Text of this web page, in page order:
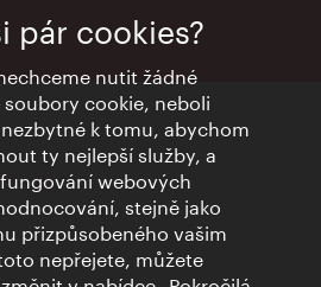
údajů
pár cookies?
nutit žádné
soubory cookie, neboli
k tomu, abychom
ty nejlepší služby, a
webových
stejně jako
přizpůsobeného vašim
nepřejete, můžete